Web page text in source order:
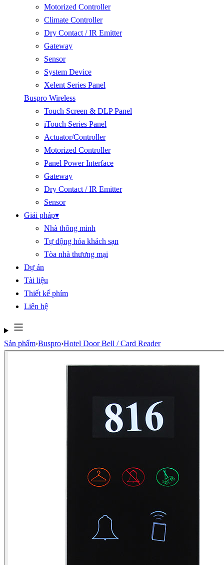
Motorized Controller
Climate Controller
Dry Contact / IR Emitter
Gateway
Sensor
System Device
Xelent Series Panel
Buspro Wireless
Touch Screen & DLP Panel
iTouch Series Panel
Actuator/Controller
Motorized Controller
Panel Power Interface
Gateway
Dry Contact / IR Emitter
Sensor
Giải pháp▾
Nhà thông minh
Tự động hóa khách sạn
Tòa nhà thương mại
Dự án
Tài liệu
Thiết kế phím
Liên hệ
Sản phẩm›Buspro›Hotel Door Bell / Card Reader